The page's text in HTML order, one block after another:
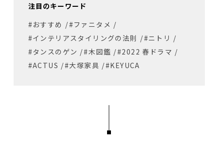
注目のキーワード
#おすすめ /#ファニタメ /
#インテリアスタイリングの法則 /#ニトリ /
#タンスのゲン /#木図鑑 /#2022 春ドラマ /
#ACTUS /#大塚家具 /#KEYUCA